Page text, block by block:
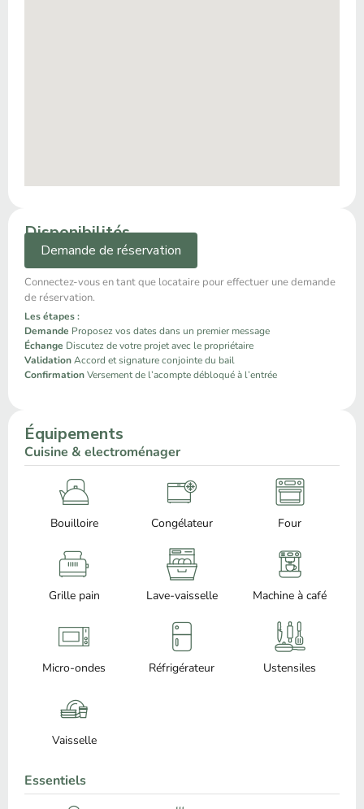
Disponibilités
Demande de réservation
Connectez-vous en tant que locataire pour effectuer une demande
de réservation.
Les étapes :
Demande Proposez vos dates dans un premier message
Échange Discutez de votre projet avec le propriétaire
ValidationAccord et signature conjointe du bail
ConfirmationVersement de l’acompte débloqué à l’entrée
Équipements
Cuisine & electroménager
Bouilloire Congélateur Four
Grille pain Lave-vaisselle Machine à café
Micro-ondes Réfrigérateur Ustensiles
Vaisselle
Essentiels